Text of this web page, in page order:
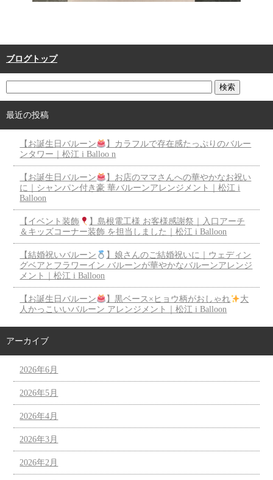
ブログトップ
最近の投稿
【お誕生日バルーン
】カラフルで存在感たっぷりのバルー
ンタワー｜松江 i Balloo n
【お誕生日バルーン
】お店のママさんへの華やかなお祝い
に｜シャンパン付き豪 華バルーンアレンジメント｜松江 i
Balloon
【イベント装飾
】島根電工様 お客様感謝祭｜入口アーチ
＆キッズコーナー装飾 を担当しました｜松江 i Balloon
【結婚祝いバルーン
】娘さんのご結婚祝いに｜ウェディン
グベアとフラワーイン バルーンが華やかなバルーンアレンジ
メント｜松江 i Balloon
【お誕生日バルーン 】黒ベース×ヒョウ柄がおしゃれ
大
人かっこいいバルーン アレンジメント｜松江 i Balloon
アーカイブ
2026年6月
2026年5月
2026年4月
2026年3月
2026年2月